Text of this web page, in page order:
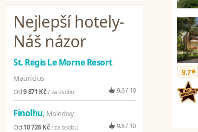
Nejlepší hotely-
Náš názor
St. Regis Le Morne Resort,
Maurícius
Od9 871 Kč/ za osobu 9.6 / 10
Finolhu, Maledivy
Od 10 726 Kč/ za osobu 9.8 / 10
9.7*